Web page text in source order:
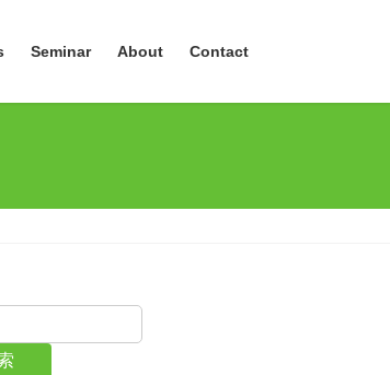
Seminar About Contact